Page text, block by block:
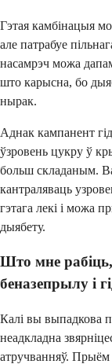
Гэтая камбінацыя
але патрабуе
насамрэч можа
што карысна, бо
нырак.
Аднак кампанент
ўзровень цукру ў
больш складаным.
кантраляваць
гэтага лекі і можа
дыябету.
Што мне
беназепрылу і
Калі вы выпадкова
неадкладна
атручванняў. Прыём